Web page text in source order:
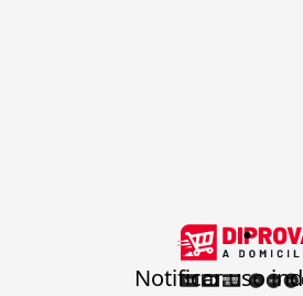
.
Notificar uso